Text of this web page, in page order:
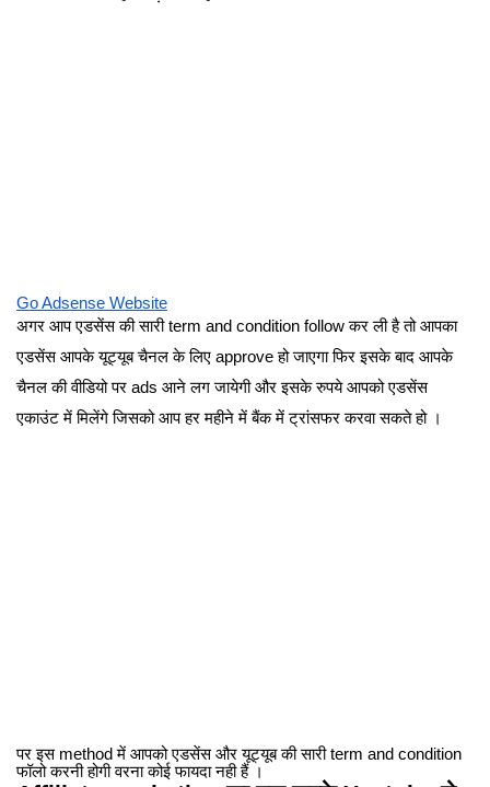
Go Adsense Website
अगर आप एडसेंस की सारी term and condition follow कर ली है तो आपका
एडसेंस आपके यूट्यूब चैनल के लिए approve हो जाएगा फिर इसके बाद आपके
चैनल की वीडियो पर ads आने लग जायेगी और इसके रुपये आपको एडसेंस
एकाउंट में मिलेंगे जिसको आप हर महीने में बैंक में ट्रांसफर करवा सकते हो ।
पर इस method में आपको एडसेंस और यूट्यूब की सारी term and condition
फॉलो करनी होगी वरना कोई फायदा नही हैं ।